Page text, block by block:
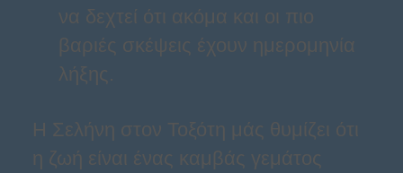
να δεχτεί ότι ακόμα και οι πιο
βαριές σκέψεις έχουν ημερομηνία
λήξης.
Η Σελήνη στον Τοξότη μάς θυμίζει ότι
η ζωή είναι ένας καμβάς γεμάτος